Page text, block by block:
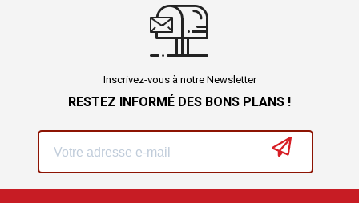
Inscrivez-vous à notre Newsletter
RESTEZ INFORMÉ DES BONS PLANS !